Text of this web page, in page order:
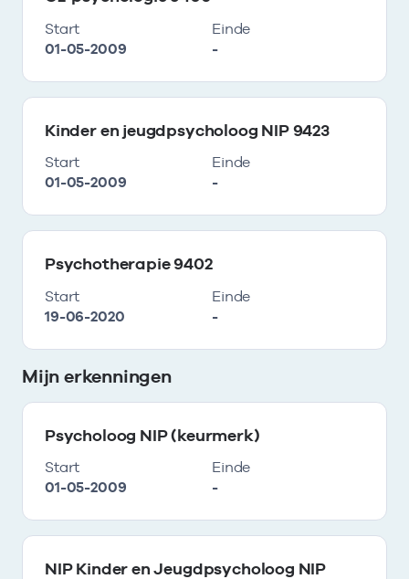
Start
01-05-2009
Einde
-
Kinder en jeugdpsycholoog NIP 9423
Start
01-05-2009
Einde
-
Psychotherapie 9402
Start
19-06-2020
Einde
-
Mijn erkenningen
Psycholoog NIP (keurmerk)
Start
01-05-2009
Einde
-
NIP Kinder en Jeugdpsycholoog NIP